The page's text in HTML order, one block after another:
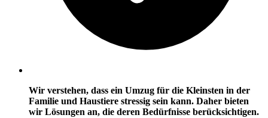
Wir verstehen, dass ein Umzug für die Kleinsten in der
Familie und Haustiere stressig sein kann. Daher bieten
wir Lösungen an, die deren Bedürfnisse berücksichtigen.